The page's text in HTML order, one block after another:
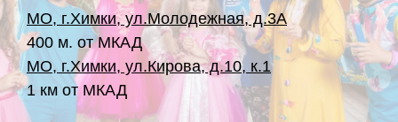
МО, г.Химки, ул.Молодежная, д.3А
400 м. от МКАД
МО, г.Химки, ул.Кирова, д.10, к.1
1 км от МКАД